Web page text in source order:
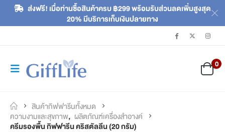
ส่งฟรี! เมื่อท่านซื้อสินค้าครบ ฿299 พร้อมรับส่วนลดเพิ่มสูงสุด
20% มีบริการเก็บเงินปลายทาง
0
สินค้ากิฟฟารีนทั้งหมด
ความงามและสุขภาพ, ผลิตภัณฑ์เครื่องสำอางค์
ครีมรองพื้น กิฟฟารีน คริสตัลลีน (20 กรัม)